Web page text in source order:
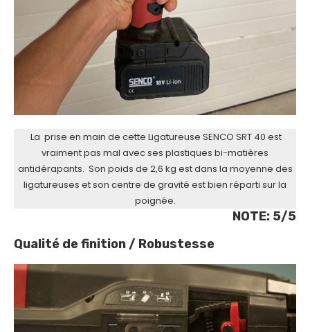
La prise en main de cette Ligatureuse SENCO SRT 40 est
vraiment pas mal avec ses plastiques bi-matières
antidérapants. Son poids de 2,6 kg est dans la moyenne des
ligatureuses et son centre de gravité est bien réparti sur la
poignée.
NOTE: 5/5
Qualité de finition / Robustesse